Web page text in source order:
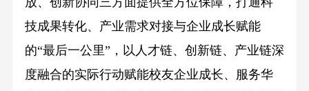
技成果转化、产业需求对接与企业成长赋能
的“最后一公里”，以人才链、创新链、产业链深
度融合的实际行动赋能校友企业成长、服务华